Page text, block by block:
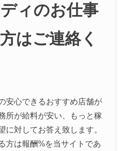
ィのお仕事
はご連絡く
安心できるおすすめ店舗が
所が給料が安い、もっと稼
に対してお答え致します。
方は報酬%を当サイトであ